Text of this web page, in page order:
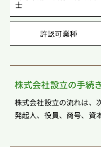
士
許認可業種
株式会社設立の手続
株式会社設立の流れは、
発起人、役員、商号、資